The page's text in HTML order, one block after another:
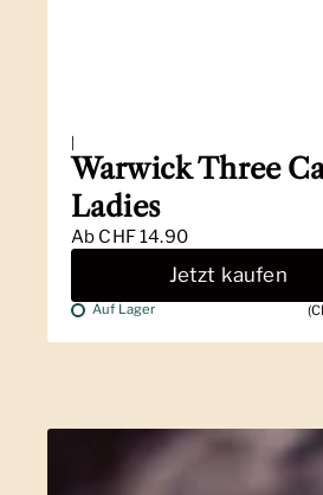
Warwick Three
Ladies
Ab CHF 14.90
Jetzt kaufen
Auf Lager